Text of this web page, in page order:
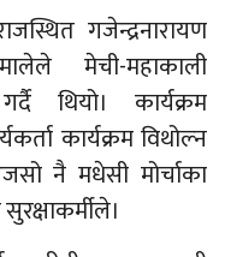
गजेन्द्रनारायण
मेची-महाकाली
थियो। कार्यक्रम
कार्यक्रम विथोल्न
नै मधेसी मोर्चाका